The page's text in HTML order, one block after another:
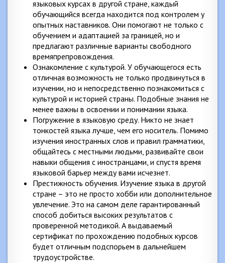
языковых курсах в другой стране, каждый
обучающийся всегда находится под контролем у
опытных наставников. Они помогают не только с
обучением и адаптацией за границей, но и
предлагают различные варианты свободного
времяпрепровождения.
Ознакомление с культурой. У обучающегося есть
отличная возможность не только продвинуться в
изучении, но и непосредственно познакомиться с
культурой и историей страны. Подобные знания не
менее важны в освоении и понимании языка.
Погружение в языковую среду. Никто не знает
тонкостей языка лучше, чем его носитель. Помимо
изучения иностранных слов и правил грамматики,
общайтесь с местными людьми, развивайте свои
навыки общения с иностранцами, и спустя время
языковой барьер между вами исчезнет.
Престижность обучения. Изучение языка в другой
стране – это не просто хобби или дополнительное
увлечение. Это на самом деле гарантированный
способ добиться высоких результатов с
проверенной методикой. А выдаваемый
сертификат по прохождению подобных курсов
будет отличным подспорьем в дальнейшем
трудоустройстве.